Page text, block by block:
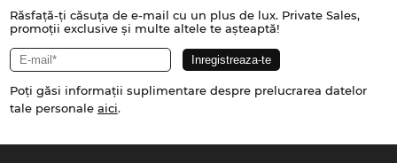
Răsfață-ți căsuța de e-mail cu un plus de lux. Private Sales,
promoții exclusive și multe altele te așteaptă!
Poți găsi informații suplimentare despre prelucrarea datelor
tale personale aici.